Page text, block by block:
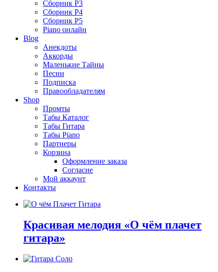
Сборник P3
Сборник P4
Сборник P5
Piano онлайн
Blog
Анекдоты
Аккорды
Маленькие Тайны
Песни
Подписка
Правообладателям
Shop
Промты
Табы Каталог
Табы Гитара
Табы Piano
Партнеры
Корзина
Оформление заказа
Согласие
Мой аккаунт
Контакты
Красивая мелодия «О чём плачет
гитара»